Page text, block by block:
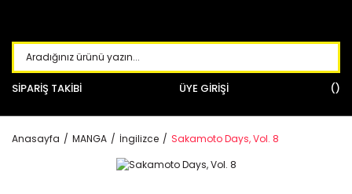
SİPARİŞ TAKİBİ ÜYE GİRİŞİ
Anasayfa MANGA İngilizce Sakamoto Days, Vol. 8